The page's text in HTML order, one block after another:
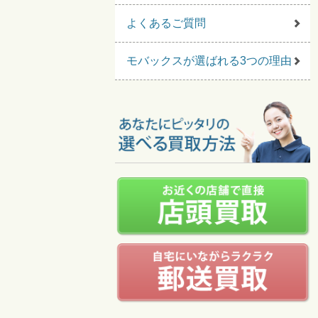
よくあるご質問
モバックスが選ばれる3つの理由